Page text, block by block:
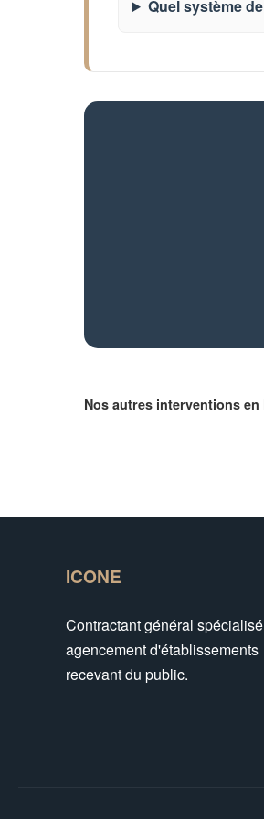
Quel système
Nos autres interventions en
ICONE
Contractant général
agencement d'établissements
recevant du public.